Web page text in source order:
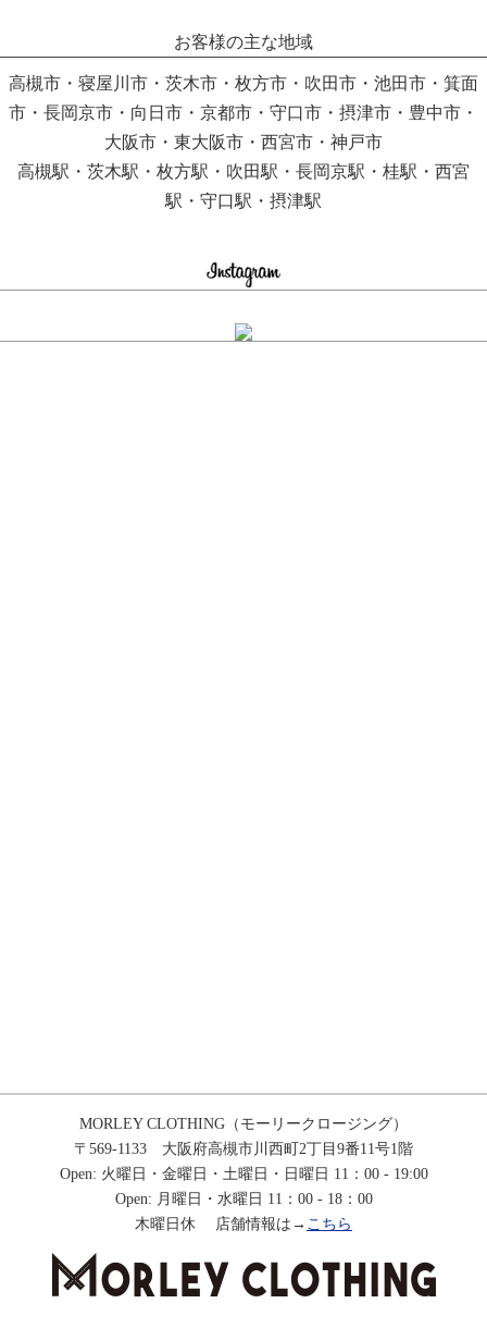
お客様の主な地域
高槻市・寝屋川市・茨木市・枚方市・吹田市・池田市・箕面
市・長岡京市・向日市・京都市・守口市・摂津市・豊中市・
大阪市・東大阪市・西宮市・神戸市
高槻駅・茨木駅・枚方駅・吹田駅・長岡京駅・桂駅・西宮
駅・守口駅・摂津駅
MORLEY CLOTHING（モーリークロージング）
〒569-1133 大阪府高槻市川西町2丁目9番11号1階
Open: 火曜日・金曜日・土曜日・日曜日 11：00 - 19:00
Open: 月曜日・水曜日 11：00 - 18：00
木曜日休 店舗情報は→ こちら